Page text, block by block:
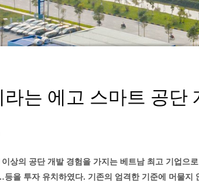
는 에고 스마트 공단
상의 공단 개발 경험을 가지는 베트남 최고 기업으
을 투자 유치하였다. 기존의 엄격한 기준에 머물지